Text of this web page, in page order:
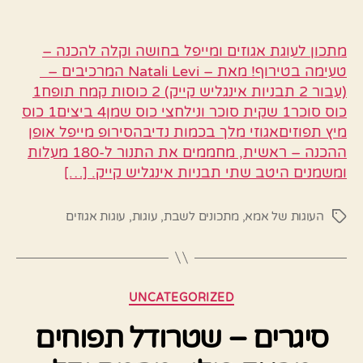
מתכון לעוגת אגוזים ומייפל בחושה וקלה להכנה –
טעימה בטירוף! מאת – Natali Levi המרכיבים –
(עבור 2 תבניות אינגליש קייק) 2 כוסות קמח תופח1
כוס סוכר1 שקית סוכר ונילחצי כוס שמן4 ביצים1 כוס
מיץ תפוזיםאגוזי מלך בכמות נדיבהסירופ מייפל אופן
ההכנה – ראשית, מחממים את התנור ל-180 מעלות
ומשמנים היטב שתי תבניות אינגליש קייק. […]
תגיותהעוגות של אמא ,מתכונים לשבת עוגות עוגות אגוזים
קטגוריות
UNCATEGORIZED
סיגרים – שטרודל תפוחים